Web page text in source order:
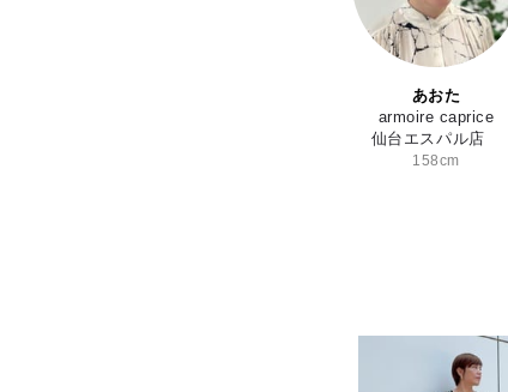
あおた
armoire caprice
仙台エスパル店
158cm